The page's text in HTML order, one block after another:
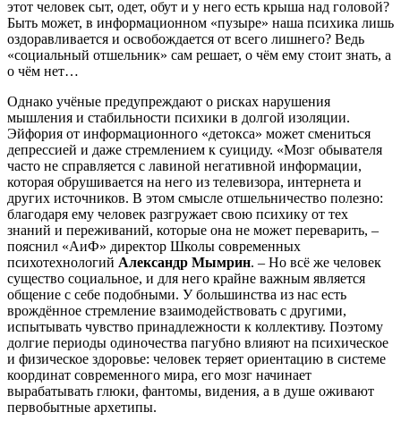
этот человек сыт, одет, обут и у него есть крыша над головой?
Быть может, в информационном «пузыре» наша психика лишь
оздоравливается и освобождается от всего лишнего? Ведь
«социальный отшельник» сам решает, о чём ему стоит знать, а
о чём нет…
Однако учёные предупреждают о рисках нарушения
мышления и стабильности психики в долгой изоляции.
Эйфория от информационного «детокса» может смениться
депрессией и даже стремлением к суициду. «Мозг обывателя
часто не справляется с лавиной негативной информации,
которая обрушивается на него из телевизора, интернета и
других источников. В этом смысле отшельничество полезно:
благодаря ему человек разгружает свою психику от тех
знаний и переживаний, которые она не может переварить, –
пояснил «АиФ» директор Школы современных
психотехнологий Александр Мымрин. – Но всё же человек
существо социальное, и для него крайне важным является
общение с себе подобными. У большинства из нас есть
врождённое стремление взаимодействовать с другими,
испытывать чувство принадлежности к коллективу. Поэтому
долгие периоды одиночества пагубно влияют на психическое
и физическое здоровье: человек теряет ориентацию в системе
координат современного мира, его мозг начинает
вырабатывать глюки, фантомы, видения, а в душе оживают
первобытные архетипы.